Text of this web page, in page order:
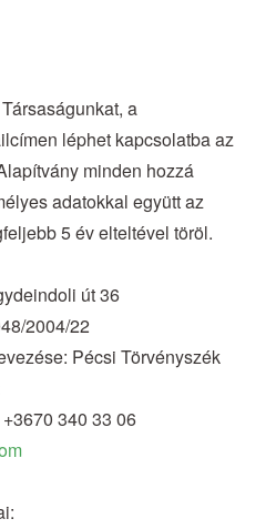
a
léphet kapcsolatba az
minden hozzá
adatokkal együtt az
5 év elteltével töröl.
út 36
2004/22
Pécsi Törvényszék
340 33 06